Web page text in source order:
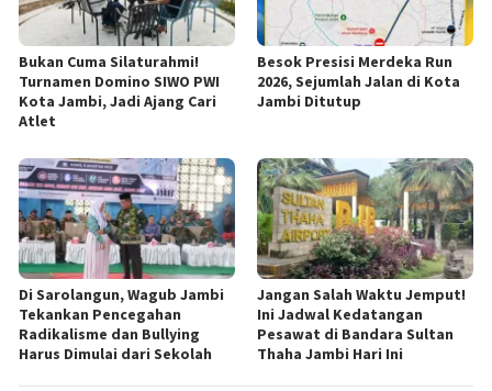
Bukan Cuma Silaturahmi!
Turnamen Domino SIWO PWI
Kota Jambi, Jadi Ajang Cari
Atlet
Besok Presisi Merdeka Run
2026, Sejumlah Jalan di Kota
Jambi Ditutup
Di Sarolangun, Wagub Jambi
Tekankan Pencegahan
Radikalisme dan Bullying
Harus Dimulai dari Sekolah
Jangan Salah Waktu Jemput!
Ini Jadwal Kedatangan
Pesawat di Bandara Sultan
Thaha Jambi Hari Ini